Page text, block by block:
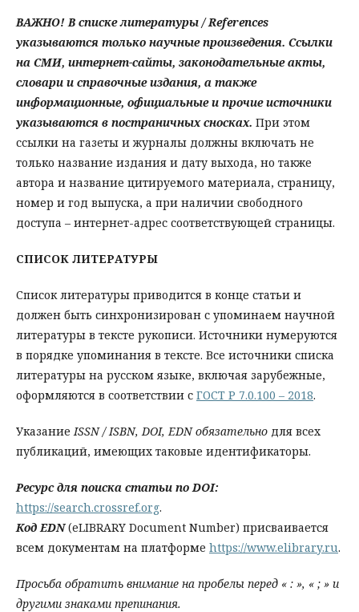
ВАЖНО! В списке литературы / References
указываются только научные произведения. Ссылки
на СМИ, интернет-сайты, законодательные акты,
словари и справочные издания, а также
информационные, официальные и прочие источники
указываются в постраничных сносках. При этом
ссылки на газеты и журналы должны включать не
только название издания и дату выхода, но также
автора и название цитируемого материала, страницу,
номер и год выпуска, а при наличии свободного
доступа – интернет-адрес соответствующей страницы.
СПИСОК ЛИТЕРАТУРЫ
Список литературы приводится в конце статьи и
должен быть синхронизирован с упоминаем научной
литературы в тексте рукописи. Источники нумеруются
в порядке упоминания в тексте. Все источники списка
литературы на русском языке, включая зарубежные,
оформляются в соответствии с ГОСТ Р 7.0.100 – 2018.
УказаниеISSN / ISBN, DOI,EDN обязательно для всех
публикаций, имеющих таковые идентификаторы.
Ресурс для поиска статьи по DOI:
https://search.crossref.org.
Код EDN(eLIBRARY Document Number) присваивается
всем документам на платформе https://www.elibrary.ru.
Просьба обратить внимание на пробелы перед « : », « ; » и
другими знаками препинания.